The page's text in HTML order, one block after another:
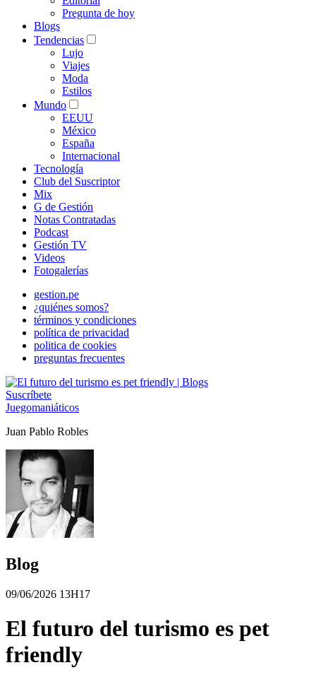
Pregunta de hoy
Blogs
Tendencias
Lujo
Viajes
Moda
Estilos
Mundo
EEUU
México
España
Internacional
Tecnología
Club del Suscriptor
Mix
G de Gestión
Notas Contratadas
Podcast
Gestión TV
Videos
Fotogalerías
gestion.pe
¿quiénes somos?
términos y condiciones
política de privacidad
politica de cookies
preguntas frecuentes
Suscríbete
Juegomaniáticos
Juan Pablo Robles
Blog
09/06/2026 13H17
El futuro del turismo es pet
friendly